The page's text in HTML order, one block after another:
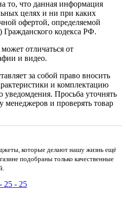
то, что данная информация
целях и ни при каких
офертой, определяемой
кодекса РФ.
отличаться от
и видео.
за собой право вносить
и комплектацию
уведомдения. Просьба уточнять
и проверять товар
которые делают нашу жизнь ещё
подобраны только качественные
25 - 25